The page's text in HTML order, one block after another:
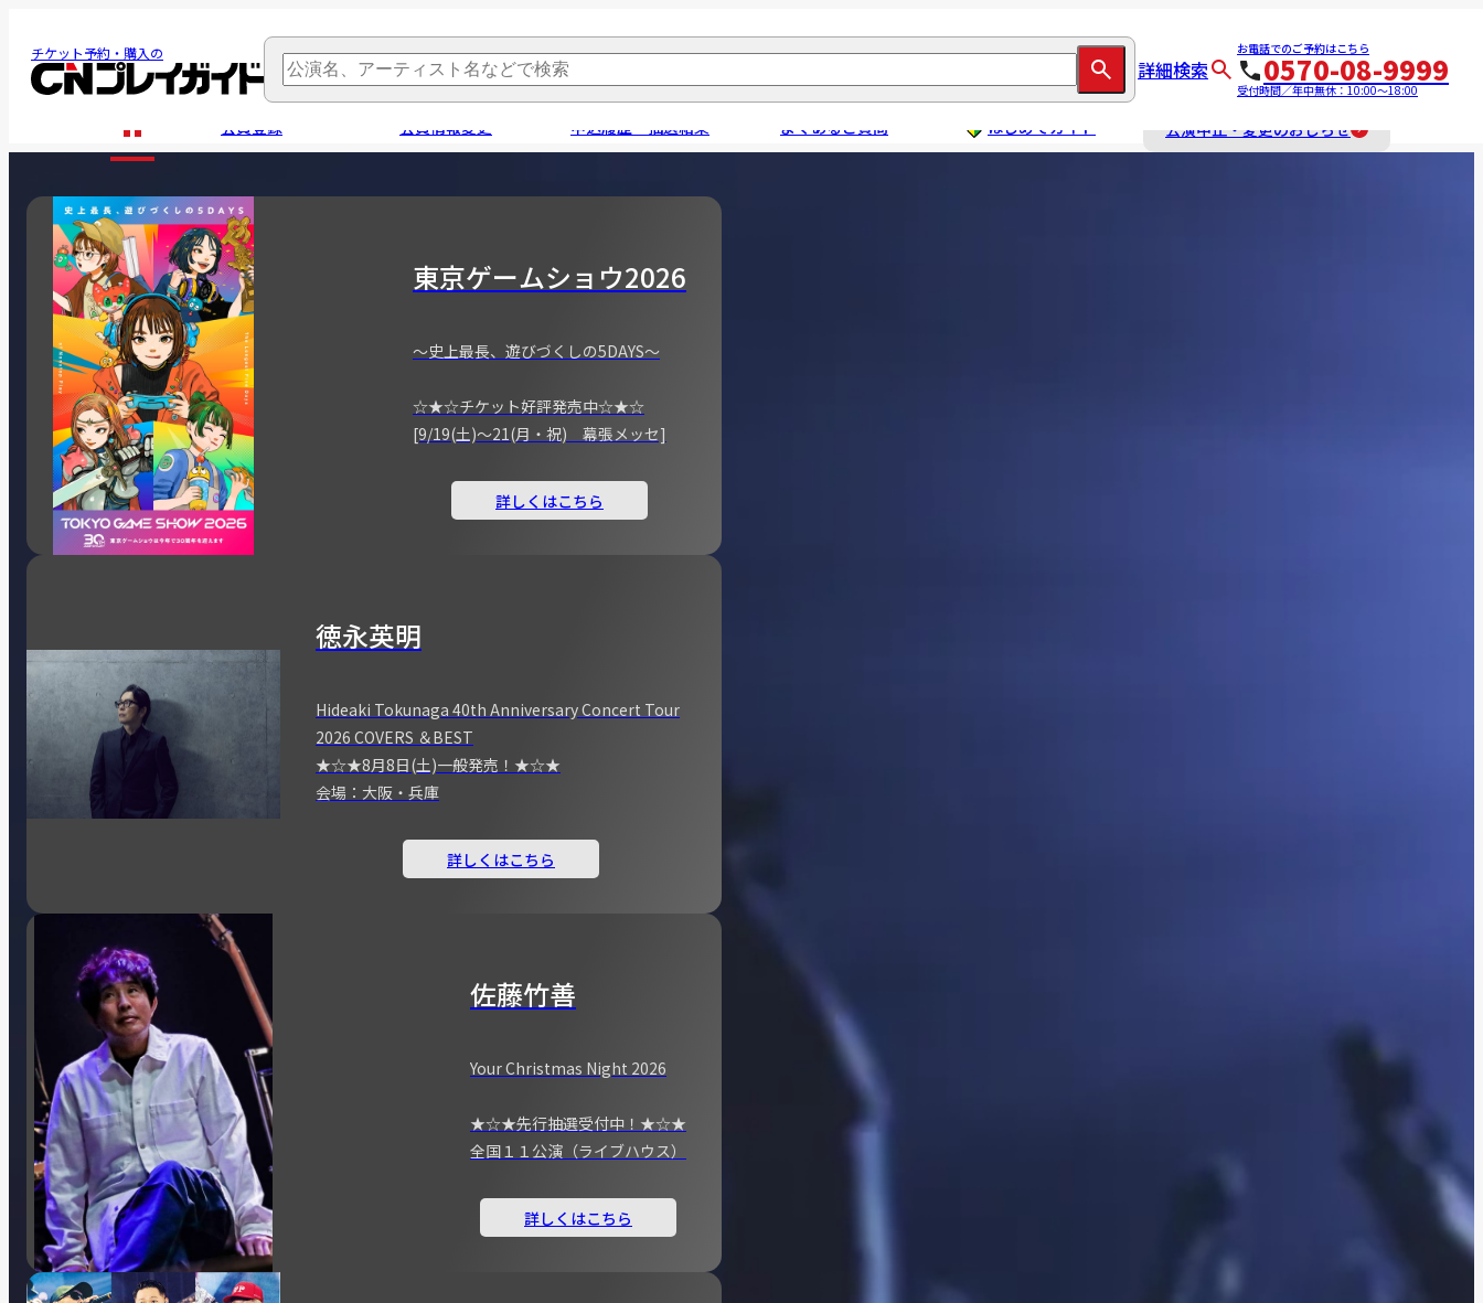
チケット予約・購入の
詳細検索
お電話でのご予約はこちら
0570-08-9999
受付時間／年中無休：10:00～18:00
会員登録 会員情報変更 申込履歴・抽選結果 よくあるご質問 はじめてガイド 公演中止・変更のおしらせ
東京ゲームショウ2026
～史上最長、遊びづくしの5DAYS～
☆★☆チケット好評発売中☆★☆
[9/19(土)～21(月・祝) 幕張メッセ]
詳しくはこちら
徳永英明
Hideaki Tokunaga 40th Anniversary Concert Tour
2026 COVERS ＆BEST
★☆★8月8日(土)一般発売！★☆★
会場：大阪・兵庫
詳しくはこちら
佐藤竹善
Your Christmas Night 2026
★☆★先行抽選受付中！★☆★
全国１１公演（ライブハウス）
詳しくはこちら